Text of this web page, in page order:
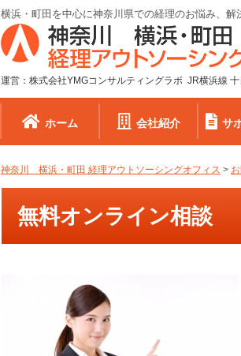
横浜・町田を中心に神奈川県での経理のお悩み、解
運営：株式会社YMGコンサルティングラボ JR横浜線 十
ホーム 会社紹介 サ
神奈川 横浜・町田 経理アウトソーシングオフィス >
無料オンライン相談